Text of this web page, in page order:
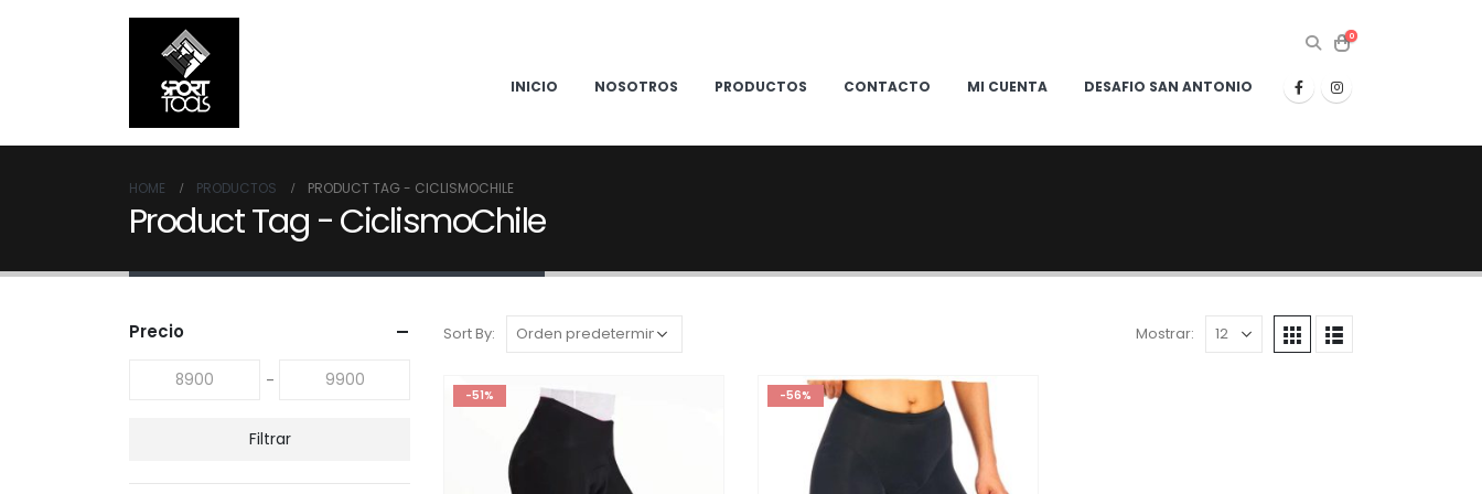
0
INICIO NOSOTROS PRODUCTOS CONTACTO MI CUENTA DESAFIO SAN ANTONIO
HOME PRODUCTOS PRODUCT TAG - CICLISMOCHILE
Product Tag - CiclismoChile
Sort By: Mostrar:
-51% -56%
Precio
-
Filtrar